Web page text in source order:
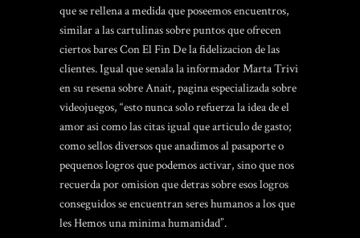
que se rellena a medida que poseemos encuentros,
similar a las cartulinas sobre puntos que ofrecen
ciertos bares Con El Fin De la fidelizacion de las
clientes. Igual que senala la informador Marta Trivi
en su resena sobre Anait, pagina especializada sobre
videojuegos, “esto nunca solo refuerza la idea de el
amor asi­ como las citas igual que arti­culo de gasto;
como sellos diversos que anadimos al pasaporte o
pequenos logros que podemos activar, sino que nos
recuerda por omision que detras sobre esos logros
conseguidos se encuentran seres humanos a los que
les Hemos una minima humanidad”.